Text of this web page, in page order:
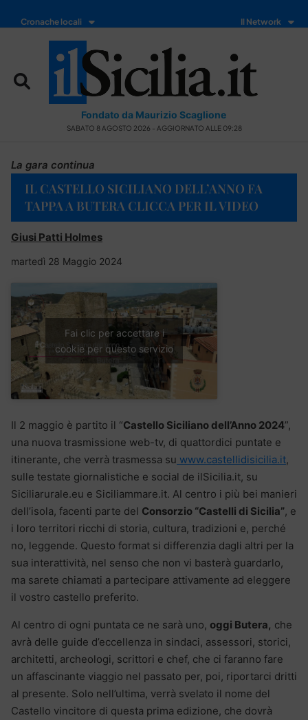
Cronache locali Il Network
Fondato da Maurizio Scaglione
SABATO 8 AGOSTO 2026 - AGGIORNATO ALLE 09:28
La gara continua
IL CASTELLO SICILIANO DELL’ANNO FA
TAPPA A BUTERA CLICCA PER IL VIDEO
Giusi Patti Holmes
martedì 28 Maggio 2024
Fai clic per accettare i
cookie per questo servizio
Il 2 maggio è partito il “Castello Siciliano dell’Anno 2024”,
una nuova trasmissione web-tv, di quattordici puntate e
itinerante, che verrà trasmessa su www.castellidisicilia.it,
sulle testate giornalistiche e social de ilSicilia.it, su
Siciliarurale.eu e Siciliammare.it. Al centro i più bei manieri
dell’isola, facenti parte del Consorzio “Castelli di Sicilia”, e
i loro territori ricchi di storia, cultura, tradizioni e, perché
no, leggende. Questo format si differenzia dagli altri per la
sua interattività, nel senso che non vi basterà guardarlo,
ma sarete chiamati a partecipare attivamente ad eleggere
il vostro castello preferito.
Al centro di ogni puntata ce ne sarà uno, oggi Butera, che
avrà delle guide d’eccellenza in sindaci, assessori, storici,
architetti, archeologi, scrittori e chef, che ci faranno fare
un affascinante viaggio nel passato per, poi, riportarci dritti
al presente. Solo nell’ultima, verrà svelato il nome del
Castello vincitore di questa prima edizione, che dovrà